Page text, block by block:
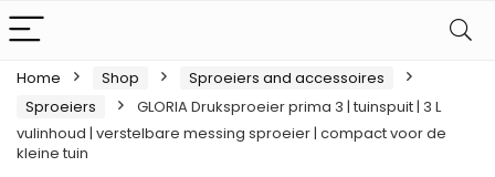
Home Shop
Sproeiers and accessoires
Sproeiers
GLORIA Druksproeier prima 3 | tuinspuit | 3 L
vulinhoud | verstelbare messing sproeier | compact voor de
kleine tuin